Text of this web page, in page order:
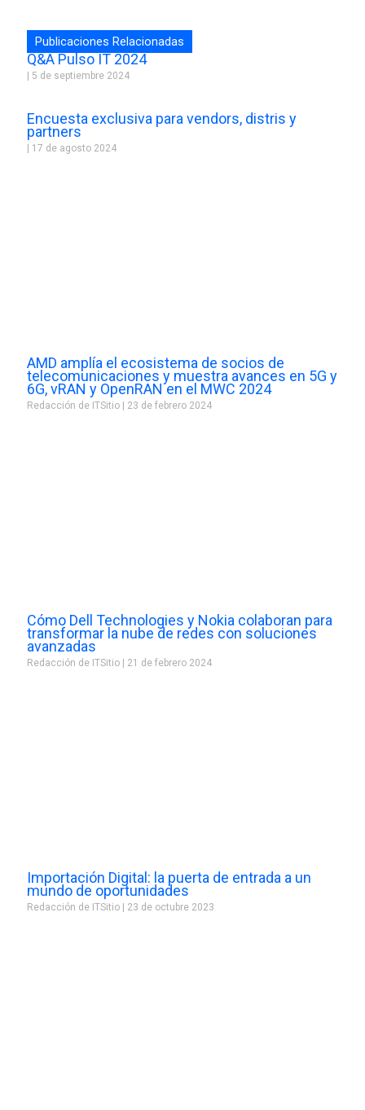
Publicaciones Relacionadas
Q&A Pulso IT 2024
5 de septiembre 2024
Encuesta exclusiva para vendors, distris y
partners
17 de agosto 2024
AMD amplía el ecosistema de socios de
telecomunicaciones y muestra avances en 5G y
6G, vRAN y OpenRAN en el MWC 2024
Redacción de ITSitio 23 de febrero 2024
Cómo Dell Technologies y Nokia colaboran para
transformar la nube de redes con soluciones
avanzadas
Redacción de ITSitio 21 de febrero 2024
Importación Digital: la puerta de entrada a un
mundo de oportunidades
Redacción de ITSitio 23 de octubre 2023